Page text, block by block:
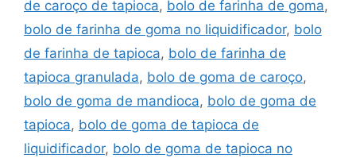
de caroço de tapioca, bolo de farinha de goma,
bolo de farinha de goma no liquidificador, bolo
de farinha de tapioca, bolo de farinha de
tapioca granulada, bolo de goma de caroço,
bolo de goma de mandioca, bolo de goma de
tapioca, bolo de goma de tapioca de
liquidificador, bolo de goma de tapioca no